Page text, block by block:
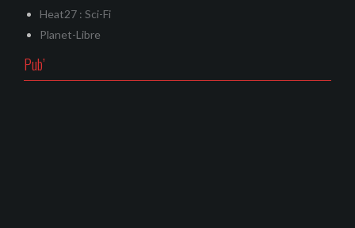
Heat27 : Sci-Fi
Planet-Libre
Pub’